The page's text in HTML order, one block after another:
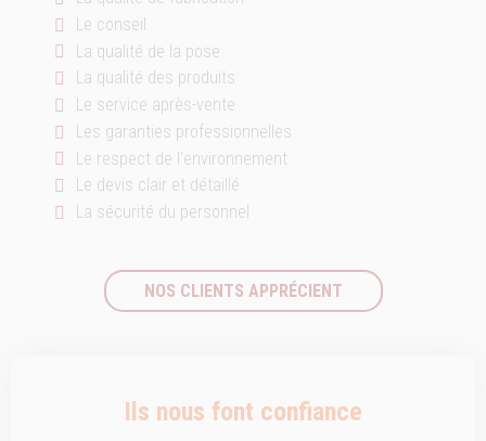
Le conseil
La qualité de la pose
La qualité des produits
Le service après-vente
Les garanties professionnelles
Le respect de l'environnement
Le devis clair et détaillé
La sécurité du personnel
NOS CLIENTS APPRÉCIENT
Ils nous font confiance